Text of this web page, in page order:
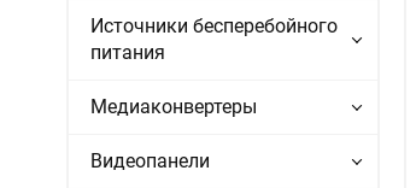
Источники бесперебойного
питания
Медиаконвертеры
Видеопанели